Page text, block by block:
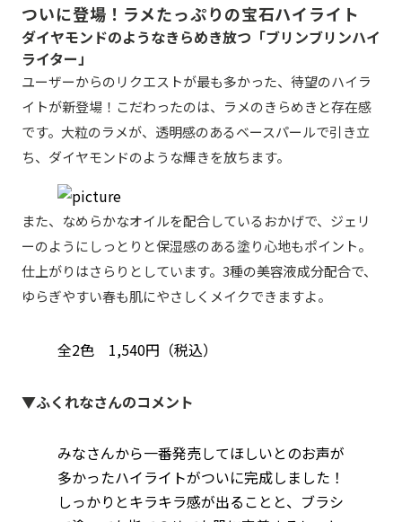
ついに登場！ラメたっぷりの宝石ハイライト
ダイヤモンドのようなきらめき放つ「ブリンブリンハイ
ライター」
ユーザーからのリクエストが最も多かった、待望のハイラ
イトが新登場！こだわったのは、ラメのきらめきと存在感
です。大粒のラメが、透明感のあるベースパールで引き立
ち、ダイヤモンドのような輝きを放ちます。
また、なめらかなオイルを配合しているおかげで、ジェリ
ーのようにしっとりと保湿感のある塗り心地もポイント。
仕上がりはさらりとしています。3種の美容液成分配合で、
ゆらぎやすい春も肌にやさしくメイクできますよ。
全2色 1,540円（税込）
▼ふくれなさんのコメント
みなさんから一番発売してほしいとのお声が
多かったハイライトがついに完成しました！
しっかりとキラキラ感が出ることと、ブラシ